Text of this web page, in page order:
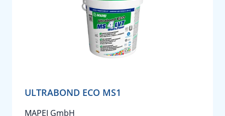
ULTRABOND ECO MS1
MAPEI GmbH